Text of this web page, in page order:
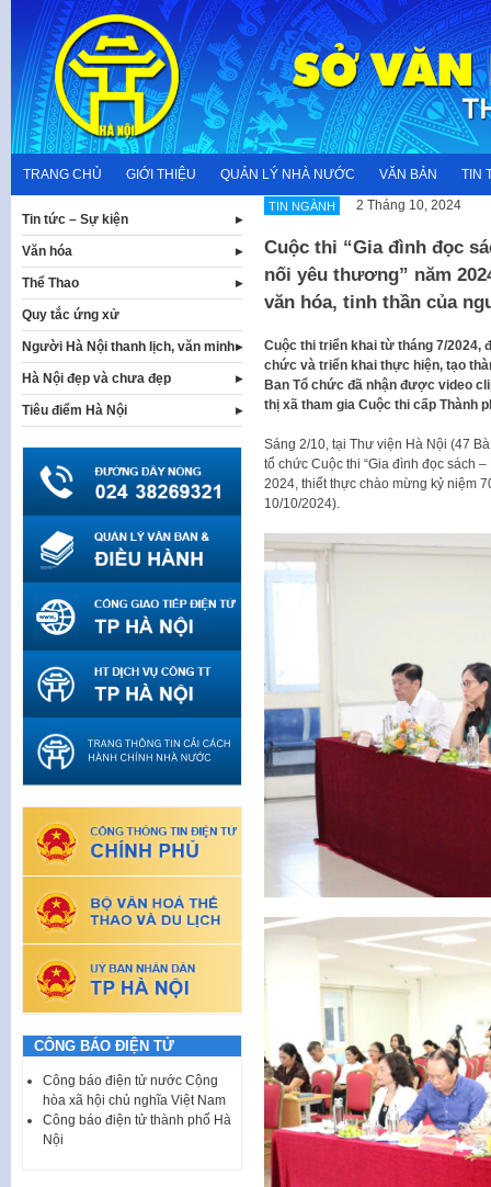
content
TRANG CHỦ GIỚI THIỆU QUẢN LÝ NHÀ NƯỚC VĂN BẢN TIN
TIN NGÀNH 2 Tháng 10, 2024
Cuộc thi “Gia đình đọc
nối yêu thương” năm
văn hóa, tinh thần của
Cuộc thi triển khai từ tháng 7/2024,
chức và triển khai thực hiện, tạo
Ban Tổ chức đã nhận được video
thị xã tham gia Cuộc thi cấp Thành
Sáng 2/10, tại Thư viện Hà Nội (47
tổ chức Cuộc thi “Gia đình đọc sách
2024, thiết thực chào mừng kỷ niệm
10/10/2024).
Tin tức – Sự kiện
Văn hóa
Thể Thao
Quy tắc ứng xử
Người Hà Nội thanh lịch, văn minh
Hà Nội đẹp và chưa đẹp
Tiêu điểm Hà Nội
CÔNG BÁO ĐIỆN TỬ
Công báo điện tử nước Cộng
hòa xã hội chủ nghĩa Việt Nam
Công báo điện tử thành phố Hà
Nội